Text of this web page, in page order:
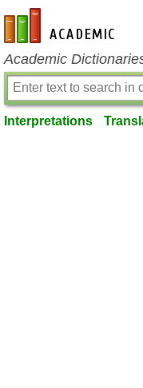
en-academic.com
Academic
Interpretations